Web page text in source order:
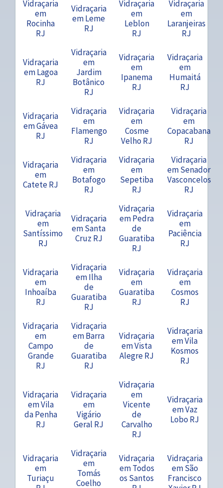
Vidraçaria
em
Rocinha
RJ
Vidraçaria
em Leme
RJ
Vidraçaria
em
Leblon
RJ
Vidraçaria
em
Laranjeiras
RJ
Vidraçaria
em Lagoa
RJ
Vidraçaria
em
Jardim
Botânico
RJ
Vidraçaria
em
Ipanema
RJ
Vidraçaria
em
Humaitá
RJ
Vidraçaria
em Gávea
RJ
Vidraçaria
em
Flamengo
RJ
Vidraçaria
em
Cosme
Velho RJ
Vidraçaria
em
Copacabana
RJ
Vidraçaria
em
Catete RJ
Vidraçaria
em
Botafogo
RJ
Vidraçaria
em
Sepetiba
RJ
Vidraçaria
em Senador
Vasconcelos
RJ
Vidraçaria
em
Santíssimo
RJ
Vidraçaria
em Santa
Cruz RJ
Vidraçaria
em Pedra
de
Guaratiba
RJ
Vidraçaria
em
Paciência
RJ
Vidraçaria
em
Inhoaíba
RJ
Vidraçaria
em Ilha
de
Guaratiba
RJ
Vidraçaria
em
Guaratiba
RJ
Vidraçaria
em
Cosmos
RJ
Vidraçaria
em
Campo
Grande
RJ
Vidraçaria
em Barra
de
Guaratiba
RJ
Vidraçaria
em Vista
Alegre RJ
Vidraçaria
em Vila
Kosmos
RJ
Vidraçaria
em Vila
da Penha
RJ
Vidraçaria
em
Vigário
Geral RJ
Vidraçaria
em
Vicente
de
Carvalho
RJ
Vidraçaria
em Vaz
Lobo RJ
Vidraçaria
em
Turiaçu
Vidraçaria
em
Tomás
Coelho
Vidraçaria
em Todos
os Santos
Vidraçaria
em São
Francisco